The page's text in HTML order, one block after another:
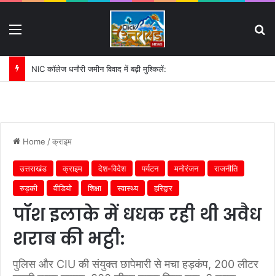
पहली बारिश में ढही बिजलीघर की चारदीवारी:
Home /क्राइम
उत्तराखंड क्राइम देश-विदेश पर्यटन मनोरंजन
राजनीति
रुड़की
वीडियो शिक्षा स्वास्थ्य हरिद्वार
पॉश इलाके में धधक रही थी अवैध
शराब की भट्ठी:
पुलिस और CIU की संयुक्त छापेमारी से मचा हड़कंप, 200 लीटर